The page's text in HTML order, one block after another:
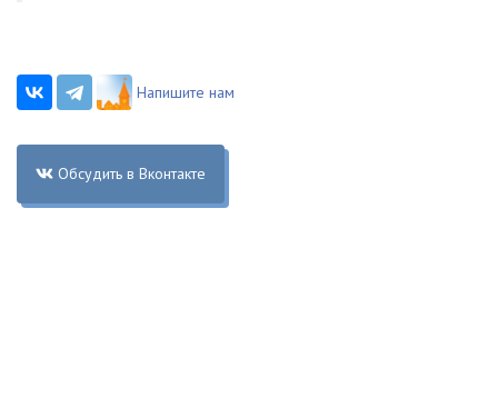
Напишите нам
Обсудить в Вконтакте